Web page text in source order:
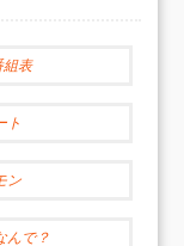
組表
ト
ン
んで？